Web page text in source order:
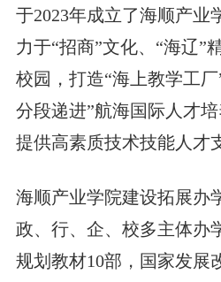
于2023年成立了海顺产业
力于“招商”文化、“海辽”
校园，打造“海上教学工厂
分段递进”航海国际人才
提供高素质技术技能人才
海顺产业学院建设拓展办
政、行、企、校多主体办
规划教材10部，国家发展